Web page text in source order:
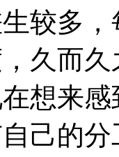
较多
久而
想来
己的